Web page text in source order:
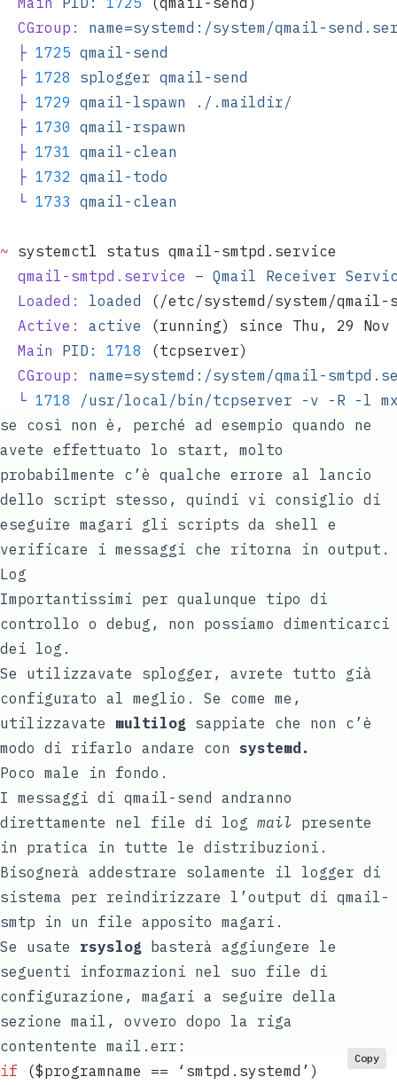
  CGroup:
name=systemd:/system/qmail-
  ├
1725 qmail-send
  ├
1728 splogger qmail-send
  ├
1729 qmail-lspawn ./.maildir/
  ├
1730 qmail-rspawn
  ├
1731 qmail-clean
  ├
1732 qmail-todo
  └
1733 qmail-clean
~ systemctl status qmail-smtpd.service
  qmail-smtpd.service
– Qmail Receiver
  Loaded:
loaded (/etc/systemd/system/
  Active:
active (running) since Thu, 29
  Main
PID: 1718 (tcpserver)
  CGroup:
name=systemd:/system/qmail-
  └
1718 /usr/local/bin/tcpserver -v -R -l
se così non è, perché ad esempio quando ne
avete effettuato lo start, molto
probabilmente c’è qualche errore al lancio
dello script stesso, quindi vi consiglio di
eseguire magari gli scripts da shell e
verificare i messaggi che ritorna in output.
Log
Importantissimi per qualunque tipo di
controllo o debug, non possiamo dimenticarci
dei log.
Se utilizzavate splogger, avrete tutto già
configurato al meglio. Se come me,
utilizzavate multilog sappiate che non c’è
modo di rifarlo andare con systemd.
Poco male in fondo.
I messaggi di qmail-send andranno
direttamente nel file di log mail presente
in pratica in tutte le distribuzioni.
Bisognerà addestrare solamente il logger di
sistema per reindirizzare l’output di qmail-
smtp in un file apposito magari.
Se usate rsyslog basterà aggiungere le
seguenti informazioni nel suo file di
configurazione, magari a seguire della
sezione mail, ovvero dopo la riga
contentente mail.err:
if ($programname == ‘smtpd.systemd’)
Copy